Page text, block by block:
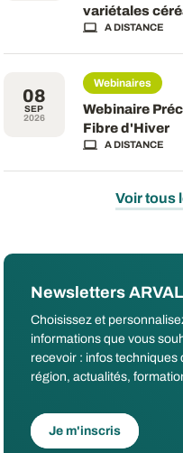
variétales
A DISTANCE
08
SEP
2026
Webinaires
Webinaire
Fibre d'Hiver
A DISTANCE
Voir tous
Newsletters
Choisissez et
informations que vous
recevoir : infos techniques
région, actualités,
Je m'inscris